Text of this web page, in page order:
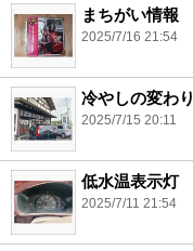
まちがい情報
2025/7/16 21:54
冷やしの変わり
2025/7/15 20:11
低水温表示灯
2025/7/11 21:54